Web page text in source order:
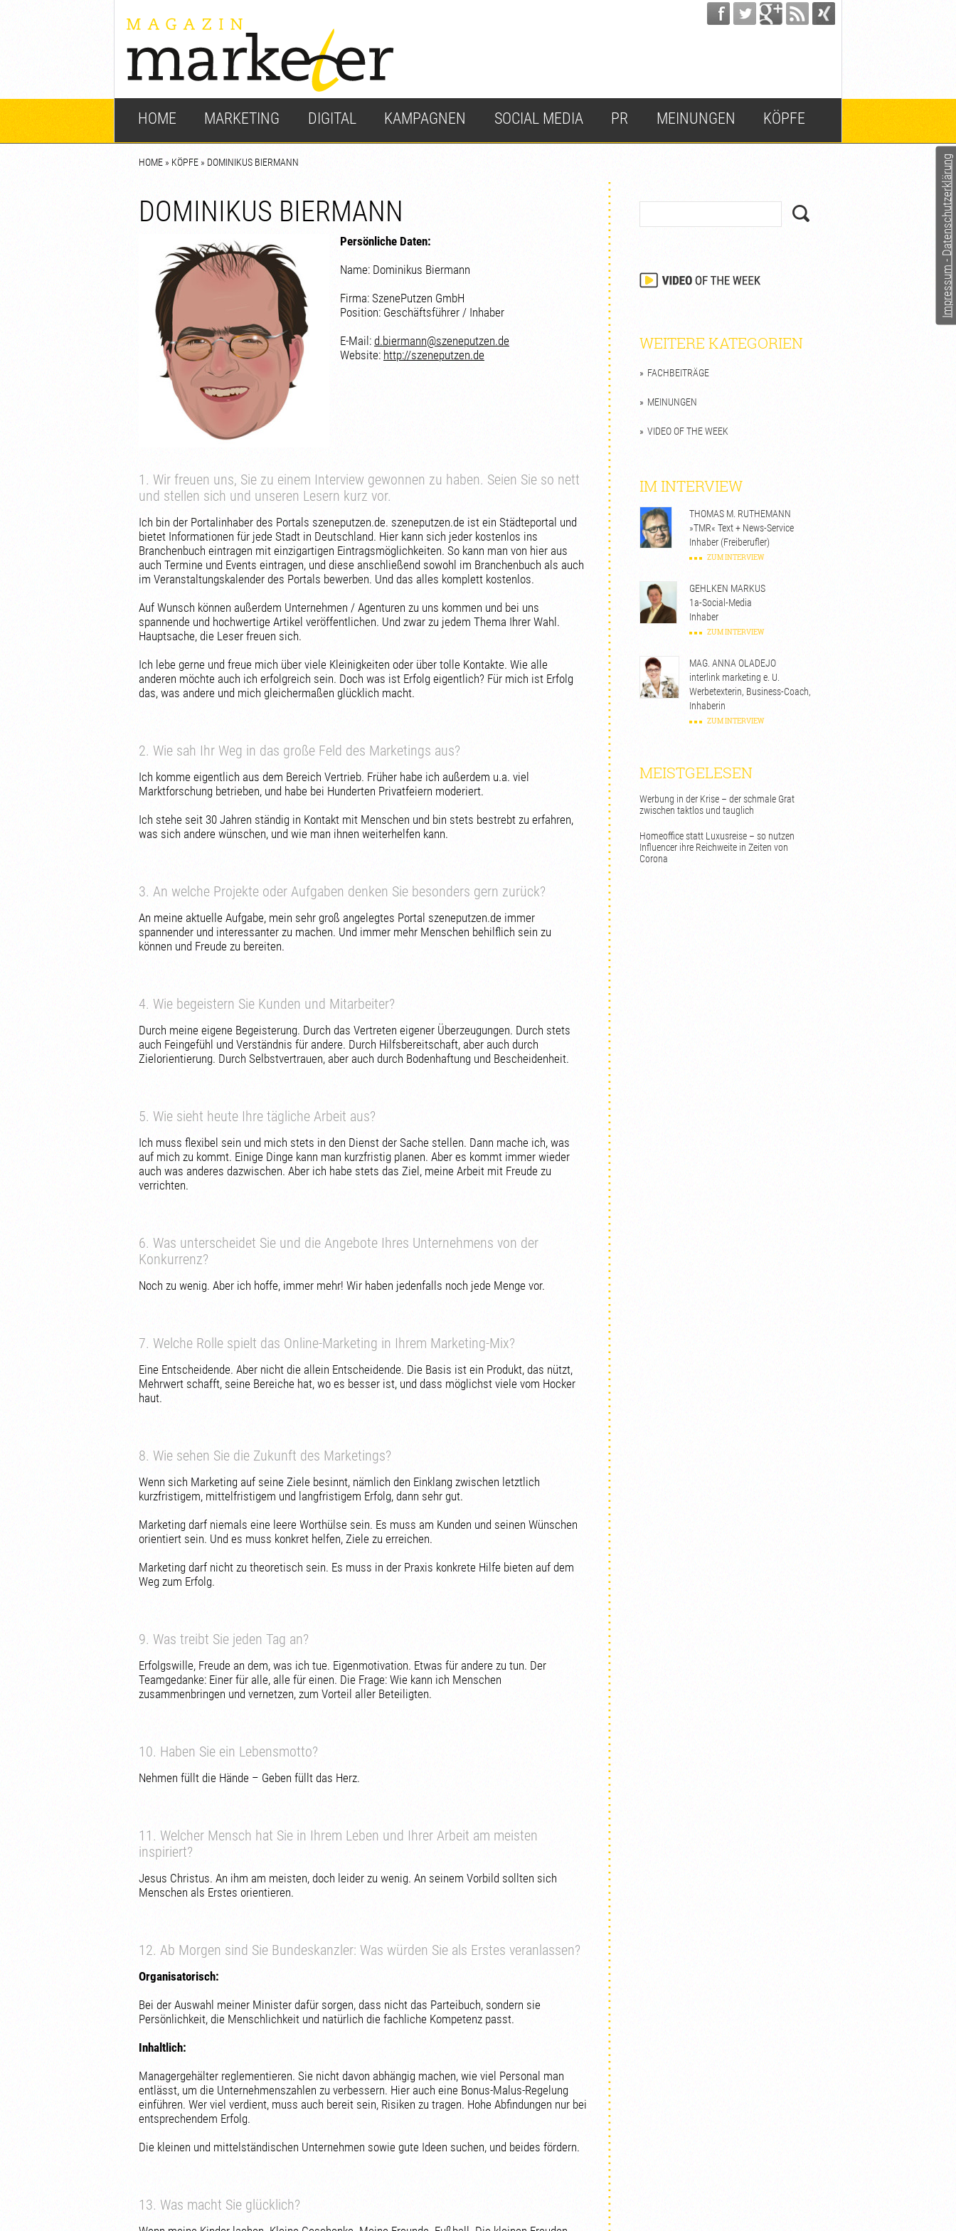
Impressum - Datenschutzerklärung
HOME MARKETING DIGITAL KAMPAGNEN SOCIAL MEDIA PR MEINUNGEN KÖPFE
HOME » KÖPFE » DOMINIKUS BIERMANN
DOMINIKUS BIERMANN
Persönliche Daten:
Name: Dominikus Biermann
Firma: SzenePutzen GmbH
Position: Geschäftsführer / Inhaber
E-Mail: d.biermann@szeneputzen.de
Website: http://szeneputzen.de
1. Wir freuen uns, Sie zu einem Interview gewonnen zu haben. Seien Sie so nett
und stellen sich und unseren Lesern kurz vor.
Ich bin der Portalinhaber des Portals szeneputzen.de. szeneputzen.de ist ein Städteportal und
bietet Informationen für jede Stadt in Deutschland. Hier kann sich jeder kostenlos ins
Branchenbuch eintragen mit einzigartigen Eintragsmöglichkeiten. So kann man von hier aus
auch Termine und Events eintragen, und diese anschließend sowohl im Branchenbuch als auch
im Veranstaltungskalender des Portals bewerben. Und das alles komplett kostenlos.
Auf Wunsch können außerdem Unternehmen / Agenturen zu uns kommen und bei uns
spannende und hochwertige Artikel veröffentlichen. Und zwar zu jedem Thema Ihrer Wahl.
Hauptsache, die Leser freuen sich.
Ich lebe gerne und freue mich über viele Kleinigkeiten oder über tolle Kontakte. Wie alle
anderen möchte auch ich erfolgreich sein. Doch was ist Erfolg eigentlich? Für mich ist Erfolg
das, was andere und mich gleichermaßen glücklich macht.
2. Wie sah Ihr Weg in das große Feld des Marketings aus?
Ich komme eigentlich aus dem Bereich Vertrieb. Früher habe ich außerdem u.a. viel
Marktforschung betrieben, und habe bei Hunderten Privatfeiern moderiert.
Ich stehe seit 30 Jahren ständig in Kontakt mit Menschen und bin stets bestrebt zu erfahren,
was sich andere wünschen, und wie man ihnen weiterhelfen kann.
3. An welche Projekte oder Aufgaben denken Sie besonders gern zurück?
An meine aktuelle Aufgabe, mein sehr groß angelegtes Portal szeneputzen.de immer
spannender und interessanter zu machen. Und immer mehr Menschen behilflich sein zu
können und Freude zu bereiten.
4. Wie begeistern Sie Kunden und Mitarbeiter?
Durch meine eigene Begeisterung. Durch das Vertreten eigener Überzeugungen. Durch stets
auch Feingefühl und Verständnis für andere. Durch Hilfsbereitschaft, aber auch durch
Zielorientierung. Durch Selbstvertrauen, aber auch durch Bodenhaftung und Bescheidenheit.
5. Wie sieht heute Ihre tägliche Arbeit aus?
Ich muss flexibel sein und mich stets in den Dienst der Sache stellen. Dann mache ich, was
auf mich zu kommt. Einige Dinge kann man kurzfristig planen. Aber es kommt immer wieder
auch was anderes dazwischen. Aber ich habe stets das Ziel, meine Arbeit mit Freude zu
verrichten.
6. Was unterscheidet Sie und die Angebote Ihres Unternehmens von der
Konkurrenz?
Noch zu wenig. Aber ich hoffe, immer mehr! Wir haben jedenfalls noch jede Menge vor.
7. Welche Rolle spielt das Online-Marketing in Ihrem Marketing-Mix?
Eine Entscheidende. Aber nicht die allein Entscheidende. Die Basis ist ein Produkt, das nützt,
Mehrwert schafft, seine Bereiche hat, wo es besser ist, und dass möglichst viele vom Hocker
haut.
8. Wie sehen Sie die Zukunft des Marketings?
Wenn sich Marketing auf seine Ziele besinnt, nämlich den Einklang zwischen letztlich
kurzfristigem, mittelfristigem und langfristigem Erfolg, dann sehr gut.
Marketing darf niemals eine leere Worthülse sein. Es muss am Kunden und seinen Wünschen
orientiert sein. Und es muss konkret helfen, Ziele zu erreichen.
Marketing darf nicht zu theoretisch sein. Es muss in der Praxis konkrete Hilfe bieten auf dem
Weg zum Erfolg.
9. Was treibt Sie jeden Tag an?
Erfolgswille, Freude an dem, was ich tue. Eigenmotivation. Etwas für andere zu tun. Der
Teamgedanke: Einer für alle, alle für einen. Die Frage: Wie kann ich Menschen
zusammenbringen und vernetzen, zum Vorteil aller Beteiligten.
10. Haben Sie ein Lebensmotto?
Nehmen füllt die Hände – Geben füllt das Herz.
11. Welcher Mensch hat Sie in Ihrem Leben und Ihrer Arbeit am meisten
inspiriert?
Jesus Christus. An ihm am meisten, doch leider zu wenig. An seinem Vorbild sollten sich
Menschen als Erstes orientieren.
12. Ab Morgen sind Sie Bundeskanzler: Was würden Sie als Erstes veranlassen?
Organisatorisch:
Bei der Auswahl meiner Minister dafür sorgen, dass nicht das Parteibuch, sondern sie
Persönlichkeit, die Menschlichkeit und natürlich die fachliche Kompetenz passt.
Inhaltlich:
Managergehälter reglementieren. Sie nicht davon abhängig machen, wie viel Personal man
entlässt, um die Unternehmenszahlen zu verbessern. Hier auch eine Bonus-Malus-Regelung
einführen. Wer viel verdient, muss auch bereit sein, Risiken zu tragen. Hohe Abfindungen nur bei
entsprechendem Erfolg.
Die kleinen und mittelständischen Unternehmen sowie gute Ideen suchen, und beides fördern.
13. Was macht Sie glücklich?
WEITERE KATEGORIEN
FACHBEITRÄGE
MEINUNGEN
VIDEO OF THE WEEK
IM INTERVIEW
THOMAS M. RUTHEMANN
»TMR« Text + News-Service
Inhaber (Freiberufler)
ZUM INTERVIEW
GEHLKEN MARKUS
1a-Social-Media
Inhaber
ZUM INTERVIEW
MAG. ANNA OLADEJO
interlink marketing e. U.
Werbetexterin, Business-Coach,
Inhaberin
ZUM INTERVIEW
MEISTGELESEN
Werbung in der Krise – der schmale Grat
zwischen taktlos und tauglich
Homeoffice statt Luxusreise – so nutzen
Influencer ihre Reichweite in Zeiten von
Corona